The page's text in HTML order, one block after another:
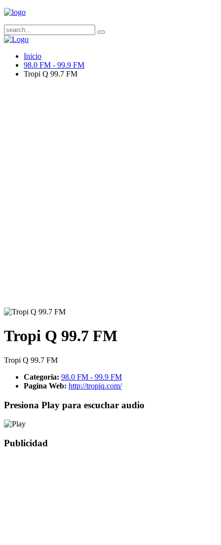
Inicio
98.0 FM - 99.9 FM
Tropi Q 99.7 FM
Tropi Q 99.7 FM
Tropi Q 99.7 FM
Categoria: 98.0 FM - 99.9 FM
Pagina Web: http://tropiq.com/
Presiona Play para escuchar audio
Publicidad